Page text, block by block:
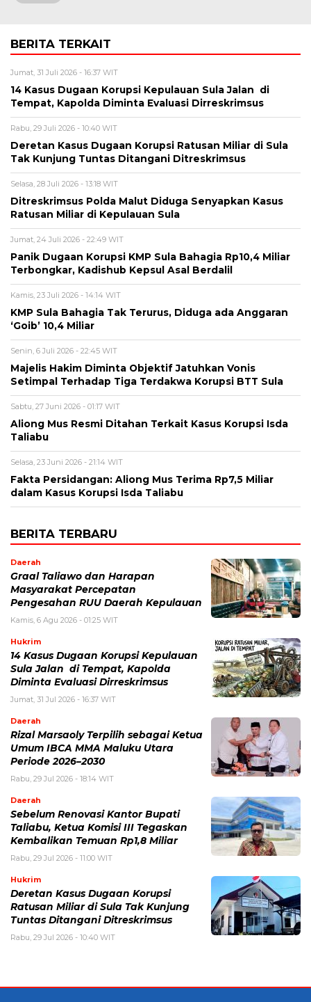
BERITA TERKAIT
Jumat, 31 Juli 2026 - 16:37 WIT
14 Kasus Dugaan Korupsi Kepulauan Sula Jalan di
Tempat, Kapolda Diminta Evaluasi Dirreskrimsus
Rabu, 29 Juli 2026 - 10:40 WIT
Deretan Kasus Dugaan Korupsi Ratusan Miliar di Sula
Tak Kunjung Tuntas Ditangani Ditreskrimsus
Selasa, 28 Juli 2026 - 13:18 WIT
Ditreskrimsus Polda Malut Diduga Senyapkan Kasus
Ratusan Miliar di Kepulauan Sula
Jumat, 24 Juli 2026 - 22:49 WIT
Panik Dugaan Korupsi KMP Sula Bahagia Rp10,4 Miliar
Terbongkar, Kadishub Kepsul Asal Berdalil
Kamis, 23 Juli 2026 - 14:14 WIT
KMP Sula Bahagia Tak Terurus, Diduga ada Anggaran
‘Goib’ 10,4 Miliar
Senin, 6 Juli 2026 - 22:45 WIT
Majelis Hakim Diminta Objektif Jatuhkan Vonis
Setimpal Terhadap Tiga Terdakwa Korupsi BTT Sula
Sabtu, 27 Juni 2026 - 01:17 WIT
Aliong Mus Resmi Ditahan Terkait Kasus Korupsi Isda
Taliabu
Selasa, 23 Juni 2026 - 21:14 WIT
Fakta Persidangan: Aliong Mus Terima Rp7,5 Miliar
dalam Kasus Korupsi Isda Taliabu
BERITA TERBARU
Daerah
Graal Taliawo dan Harapan
Masyarakat Percepatan
Pengesahan RUU Daerah Kepulauan
Kamis, 6 Agu 2026 - 01:25 WIT
Hukrim
14 Kasus Dugaan Korupsi Kepulauan
Sula Jalan di Tempat, Kapolda
Diminta Evaluasi Dirreskrimsus
Jumat, 31 Jul 2026 - 16:37 WIT
Daerah
Rizal Marsaoly Terpilih sebagai Ketua
Umum IBCA MMA Maluku Utara
Periode 2026–2030
Rabu, 29 Jul 2026 - 18:14 WIT
Daerah
Sebelum Renovasi Kantor Bupati
Taliabu, Ketua Komisi III Tegaskan
Kembalikan Temuan Rp1,8 Miliar
Rabu, 29 Jul 2026 - 11:00 WIT
Hukrim
Deretan Kasus Dugaan Korupsi
Ratusan Miliar di Sula Tak Kunjung
Tuntas Ditangani Ditreskrimsus
Rabu, 29 Jul 2026 - 10:40 WIT